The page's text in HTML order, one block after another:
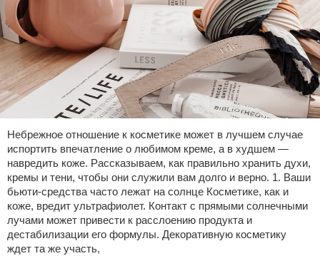
Небрежное отношение к косметике может в лучшем случае
испортить впечатление о любимом креме, а в худшем —
навредить коже. Рассказываем, как правильно хранить духи,
кремы и тени, чтобы они служили вам долго и верно. 1. Ваши
бьюти-средства часто лежат на солнце Косметике, как и
коже, вредит ультрафиолет. Контакт с прямыми солнечными
лучами может привести к расслоению продукта и
дестабилизации его формулы. Декоративную косметику
ждет та же участь,